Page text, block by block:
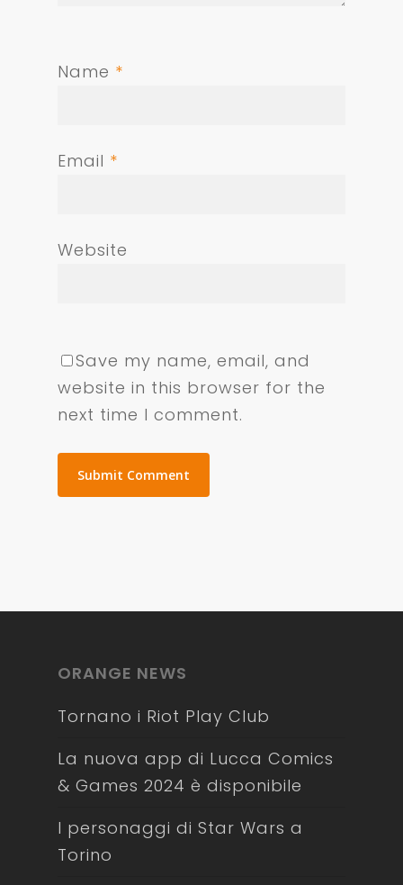
Name *
Email *
Website
Save my name, email, and
website in this browser for the
next time I comment.
ORANGE NEWS
Tornano i Riot Play Club
La nuova app di Lucca Comics
& Games 2024 è disponibile
I personaggi di Star Wars a
Torino